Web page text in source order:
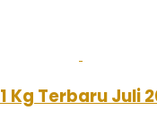
Kg Terbaru